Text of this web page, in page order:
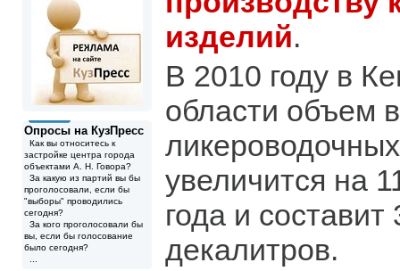
Опросы на КузПресс
Как вы относитесь к
застройке центра города
объектами А. Н. Говора?
За какую из партий вы бы
проголосовали, если бы
"выборы" проводились
сегодня?
За кого проголосовали бы
вы, если бы голосование
было сегодня?
изделий.
В 2010 году в
области объем
увеличится на
года и
декалитров.